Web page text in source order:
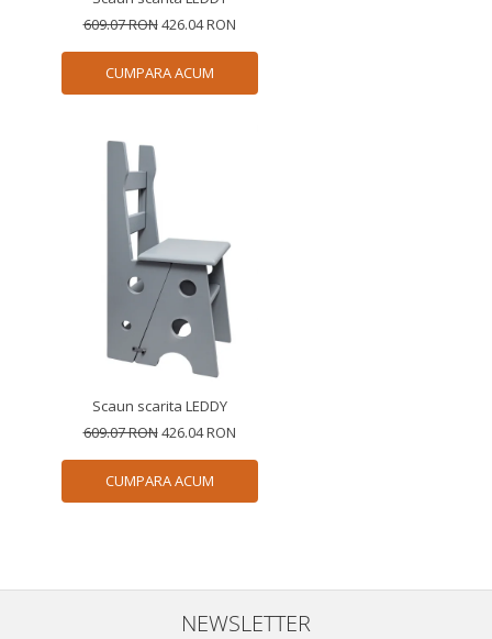
609.07 RON426.04 RON
CUMPARA ACUM
Scaun scarita LEDDY
609.07 RON426.04 RON
CUMPARA ACUM
NEWSLETTER